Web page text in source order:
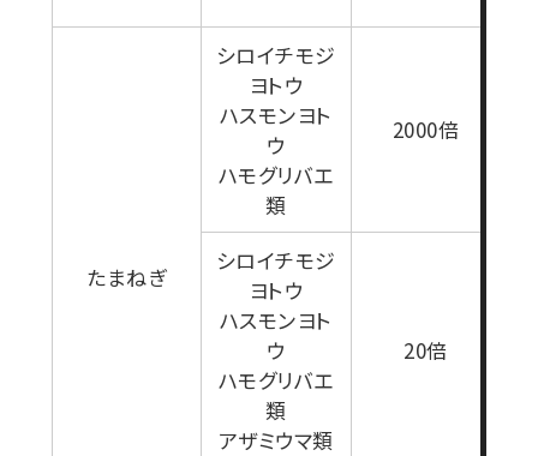
たまねぎ
シロイチモジ
ヨトウ
ハスモンヨト
ウ
ハモグリバエ
類
2000倍
シロイチモジ
ヨトウ
ハスモンヨト
ウ
ハモグリバエ
類
アザミウマ類
20倍